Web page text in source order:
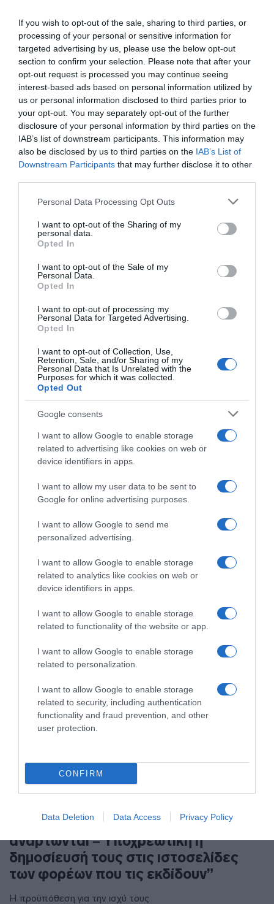
If you wish to opt-out of the sale, sharing to third parties, or
processing of your personal or sensitive information for
targeted advertising by us, please use the below opt-out
section to confirm your selection. Please note that after your
opt-out request is processed you may continue seeing
interest-based ads based on personal information utilized by
us or personal information disclosed to third parties prior to
your opt-out. You may separately opt-out of the further
disclosure of your personal information by third parties on the
IAB’s list of downstream participants. This information may
also be disclosed by us to third parties on the IAB’s List of
Downstream Participants that may further disclose it to other
Please note that this website/app uses one or more Google
not limited to your visit or usage behaviour. You may click to
grant or deny consent to Google and its third-party tags to
use your data for below specified purposes in below Google
consent section.
Personal Data Processing Opt Outs
I want to opt-out of the Sharing of my
personal data.
Opted In
I want to opt-out of the Sale of my
Personal Data.
Opted In
I want to opt-out of processing my
Personal Data for Targeted Advertising.
Opted In
I want to opt-out of Collection, Use,
Retention, Sale, and/or Sharing of my
Personal Data that Is Unrelated with the
Purposes for which it was collected.
Opted Out
Google consents
I want to allow Google to enable storage
related to advertising like cookies on web or
device identifiers in apps.
I want to allow my user data to be sent to
Google for online advertising purposes.
I want to allow Google to send me
personalized advertising.
I want to allow Google to enable storage
related to analytics like cookies on web or
device identifiers in apps.
I want to allow Google to enable storage
related to functionality of the website or app.
I want to allow Google to enable storage
related to personalization.
I want to allow Google to enable storage
related to security, including authentication
functionality and fraud prevention, and other
user protection.
CONFIRM
Data Deletion Data Access Privacy Policy
ΣΧΟΛΙΑ
ΠΟΛΙΤΙΚΗ
Οκτωβρίου οι εγκύκλιοι που δεν
αναρτώνται – Υποχρεωτική η
δημοσίευσή τους στις ιστοσελίδες
των φορέων που τις εκδίδουν”
Η προϋπόθεση για την ισχύ τους